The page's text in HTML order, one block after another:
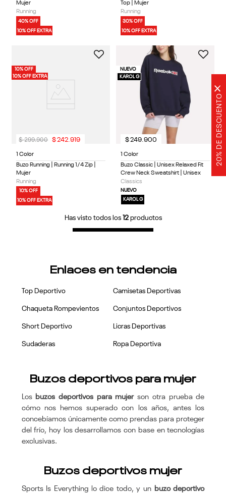
20% DE DESCUENTO
×
Mujer
Running
40% OFF
10% OFF EXTRA
Top | Mujer
Running
30% OFF
10% OFF EXTRA
10% OFF
10% OFF EXTRA
1 Color
Buzo Running | Running 1/4 Zip |
Mujer
Running
10% OFF
10% OFF EXTRA
$ 299.900 $242.919
NUEVO
KAROL G
1 Color
Buzo Classic | Unisex Relaxed Fit
Crew Neck Sweatshirt | Unisex
Classics
NUEVO
KAROL G
$249.900
Has visto todos los 12productos
Enlaces en tendencia
Top Deportivo Camisetas Deportivas
Chaqueta Rompevientos Conjuntos Deportivos
Short Deportivo Licras Deportivas
Sudaderas Ropa Deportiva
Buzos deportivos para mujer
Los buzos deportivos para mujerson otra prueba de
cómo nos hemos superado con los años, antes los
concebíamos únicamente como prendas para proteger
del frío, hoy los desarrollamos con base en tecnologías
exclusivas.
Buzos deportivos mujer
Sports Is Everything lo dice todo, y un buzo deportivo